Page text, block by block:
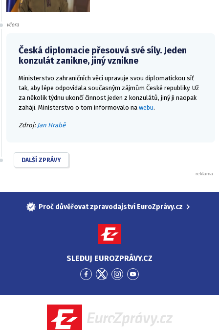
včera
Česká diplomacie přesouvá své síly. Jeden
konzulát zanikne, jiný vznikne
Ministerstvo zahraničních věcí upravuje svou diplomatickou síť
tak, aby lépe odpovídala současným zájmům České republiky. Už
za několik týdnu ukončí činnost jeden z konzulátů, jiný ji naopak
zahájí. Ministerstvo o tom informovalo na webu.
Zdroj: Jan Hrabě
DALŠÍ ZPRÁVY
Proč důvěřovat zpravodajství EuroZprávy.cz
SLEDUJ EUROZPRÁVY.CZ
Přejít
Facebook
Přejít
Twitter
Přejít
Instagram
Přejít
YouTube
EuroZprávy.cz